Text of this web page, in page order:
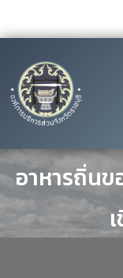
ประชาสั
อาหารถิ่นข